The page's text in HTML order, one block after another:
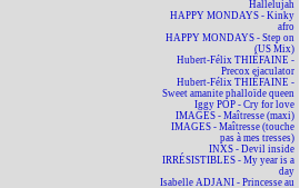
Hallelujah
HAPPY MONDAYS - Kinky
afro
HAPPY MONDAYS - Step on
(US Mix)
Hubert-Félix THIÉFAINE -
Precox ejaculator
Hubert-Félix THIÉFAINE -
Sweet amanite phalloïde queen
Iggy POP - Cry for love
IMAGES - Maîtresse (maxi)
IMAGES - Maîtresse (touche
pas à mes tresses)
INXS - Devil inside
IRRÉSISTIBLES - My year is a
day
Isabelle ADJANI - Princesse au